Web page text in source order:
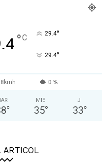
°C 29.4°
29.4°
0 %
°
MIE
35°
J
33°
ARTICOL